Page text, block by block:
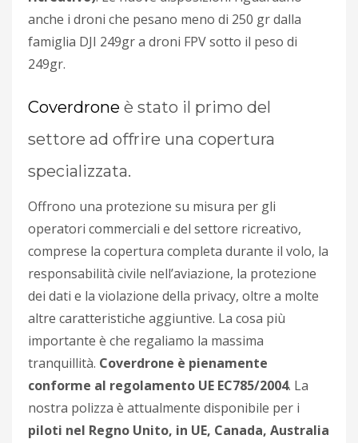
anche i droni che pesano meno di 250 gr dalla
famiglia DJI 249gr a droni FPV sotto il peso di
249gr.
Coverdrone è stato il primo del
settore ad offrire una copertura
specializzata.
Offrono una protezione su misura per gli
operatori commerciali e del settore ricreativo,
comprese la copertura completa durante il volo, la
responsabilità civile nell’aviazione, la protezione
dei dati e la violazione della privacy, oltre a molte
altre caratteristiche aggiuntive. La cosa più
importante è che regaliamo la massima
tranquillità. Coverdrone è pienamente
conforme al regolamento UE EC785/2004. La
nostra polizza è attualmente disponibile per i
piloti nel Regno Unito, in UE, Canada, Australia